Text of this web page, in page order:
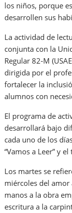
los niños, porque
desarrollen sus
La actividad de
conjunta con la
Regular 82-M
dirigida por el
fortalecer la
alumnos con
El programa de
desarrollará bajo
cada uno de los
“Vamos a Leer” y
Los martes se
miércoles del
manos a la obra
escritura a la